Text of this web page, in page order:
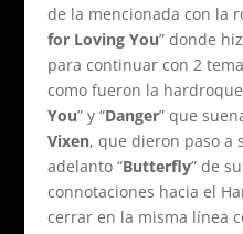
de la mencionada con la
for Loving You” donde
para continuar con 2
como fueron la
You” y “Danger” que
Vixen, que dieron paso a
adelanto “Butterfly” de
connotaciones hacia el
cerrar en la misma línea